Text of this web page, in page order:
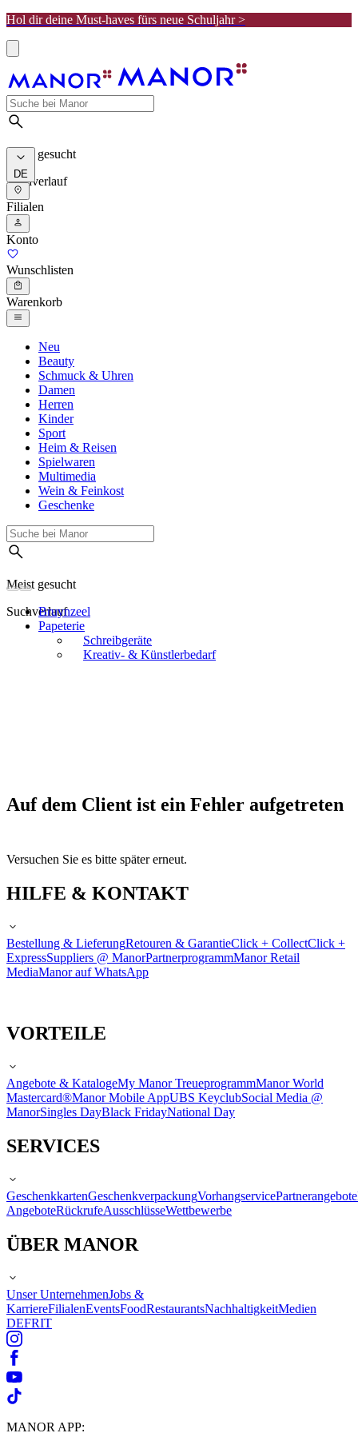
Hol dir deine Must-haves fürs neue Schuljahr >
Meist gesucht
Suchverlauf
DE
Filialen
Konto
Wunschlisten
Warenkorb
Neu
Beauty
Schmuck & Uhren
Damen
Herren
Kinder
Sport
Heim & Reisen
Spielwaren
Multimedia
Wein & Feinkost
Geschenke
Meist gesucht
Suchverlauf
Bruynzeel
Papeterie
Schreibgeräte
Kreativ- & Künstlerbedarf
Auf dem Client ist ein Fehler aufgetreten
Versuchen Sie es bitte später erneut.
HILFE & KONTAKT
Bestellung & LieferungRetouren & GarantieClick + CollectClick +
ExpressSuppliers @ ManorPartnerprogrammManor Retail
MediaManor auf WhatsApp
VORTEILE
Angebote & KatalogeMy Manor TreueprogrammManor World
Mastercard®Manor Mobile AppUBS KeyclubSocial Media @
ManorSingles DayBlack FridayNational Day
SERVICES
GeschenkkartenGeschenkverpackungVorhangservicePartnerangebote
AngeboteRückrufeAusschlüsseWettbewerbe
ÜBER MANOR
Unser UnternehmenJobs &
KarriereFilialenEventsFoodRestaurantsNachhaltigkeitMedien
DEFRIT
MANOR APP: